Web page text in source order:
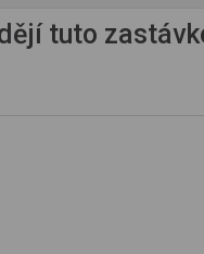
tuto